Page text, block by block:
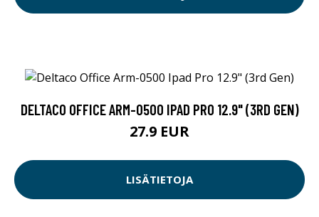
DELTACO OFFICE ARM-0500 IPAD PRO 12.9" (3RD GEN)
27.9 EUR
LISÄTIETOJA